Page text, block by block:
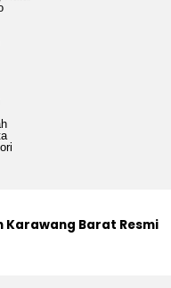
Barat Resmi